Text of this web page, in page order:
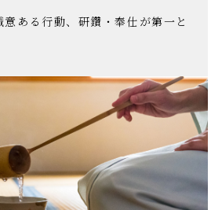
ある行動、研鑽・奉仕が第一と